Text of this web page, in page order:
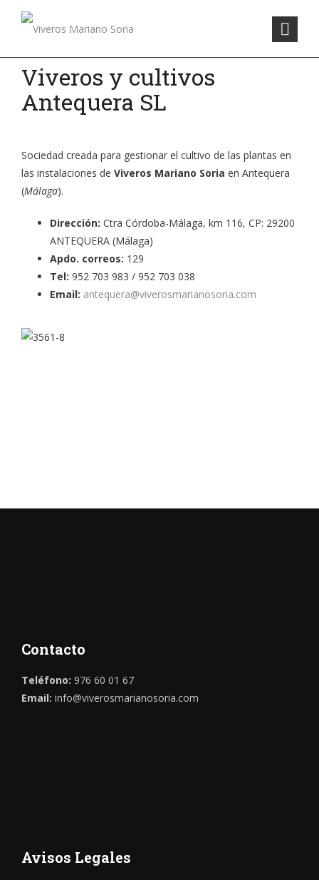
Viveros y cultivos
Antequera SL
Sociedad creada para gestionar el cultivo de las plantas en
las instalaciones de Viveros Mariano Soria en Antequera
(Málaga).
Dirección: Ctra Córdoba-Málaga, km 116, CP: 29200
ANTEQUERA (Málaga)
Apdo. correos: 129
Tel: 952 703 983 / 952 703 038
Email: antequera@viverosmarianosoria.com
Contacto
Teléfono: 976 60 01 67
Email: info@viverosmarianosoria.com
Avisos Legales